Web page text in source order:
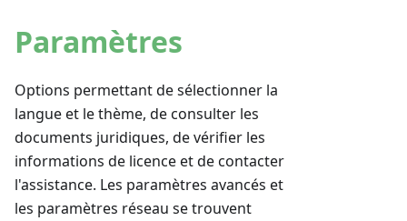
Paramètres
Options permettant de sélectionner la
langue et le thème, de consulter les
documents juridiques, de vérifier les
informations de licence et de contacter
l'assistance. Les paramètres avancés et
les paramètres réseau se trouvent